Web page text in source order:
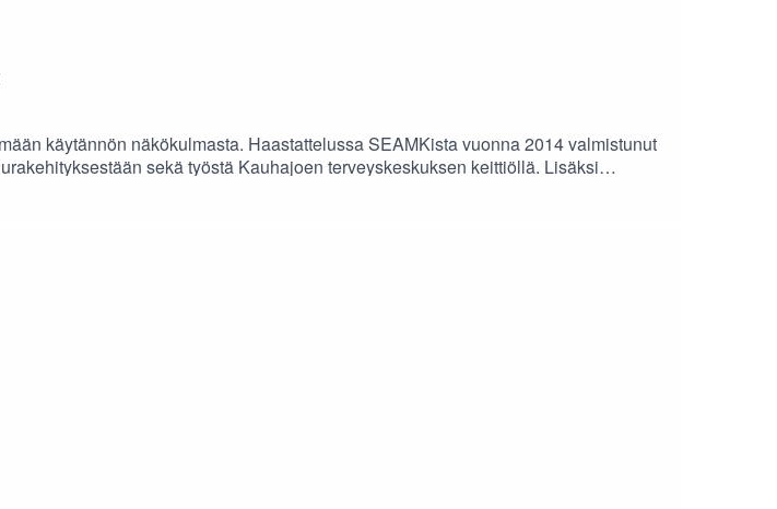
käytännön näkökulmasta. Haastattelussa SEAMKista vuonna 2014 valmistunut
sekä työstä Kauhajoen terveyskeskuksen keittiöllä. Lisäksi
ja millaisia vinkkejä Sonja antaa alasta kiinnostuneille. Podcastin